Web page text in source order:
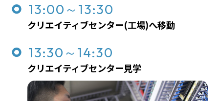
13:00～13:30
クリエイティブセンター(工場)へ移動
13:30～14:30
クリエイティブセンター見学